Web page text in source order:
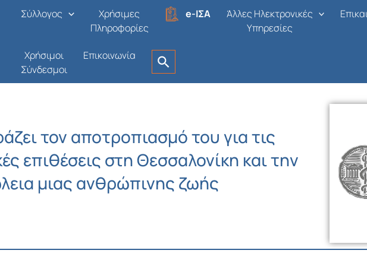
Σύλλογος
Χρήσιμες
Πληροφορίες
e-ΙΣΑ
Άλλες Ηλεκτρονικές
Υπηρεσίες
Χρήσιμοι
Σύνδεσμοι
Επικοινωνία
τον αποτροπιασμό του για τις
επιθέσεις στη Θεσσαλονίκη και την
μιας ανθρώπινης ζωής